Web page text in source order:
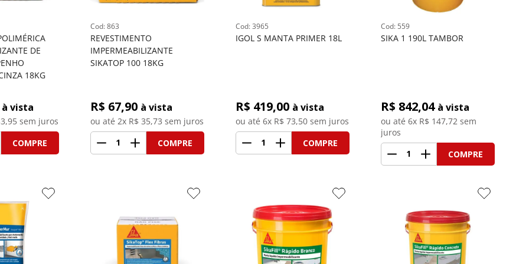
DE
18KG
à vista
sem juros
COMPRE
: 863
REVESTIMENTO
IMPERMEABILIZANTE
SIKATOP 100 18KG
R$ 67,90 à vista
ou até 2x R$ 35,73 sem juros
1
COMPRE
: 3965
IGOL S MANTA PRIMER 18L
R$ 419,00 à vista
ou até 6x R$ 73,50 sem juros
1
COMPRE
: 559
SIKA 1 190L TAMBOR
R$ 842,04 à vista
ou até 6x R$ 147,72 sem
juros
1
COMPRE